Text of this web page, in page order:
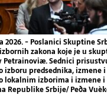
2026. - Poslanici Skuptine
zakona koje je u
Sednici
izboru predsednika,
lokalnim izborima i izmene i
Republike Srbije/ Peða